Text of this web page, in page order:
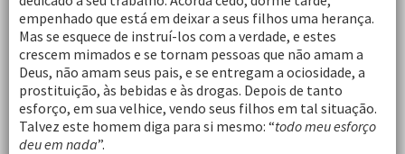
empenhado que está em deixar a seus filhos uma herança.
Mas se esquece de instruí-los com a verdade, e estes
crescem mimados e se tornam pessoas que não amam a
Deus, não amam seus pais, e se entregam a ociosidade, a
prostituição, às bebidas e às drogas. Depois de tanto
esforço, em sua velhice, vendo seus filhos em tal situação.
Talvez este homem diga para si mesmo: “todo meu esforço
deu em nada”.